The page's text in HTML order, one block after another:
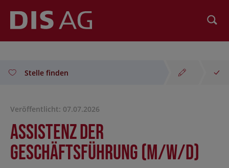
Stelle finden
Veröffentlicht: 07.07.2026
Assistenz der
Geschäftsführung (m/w/d)